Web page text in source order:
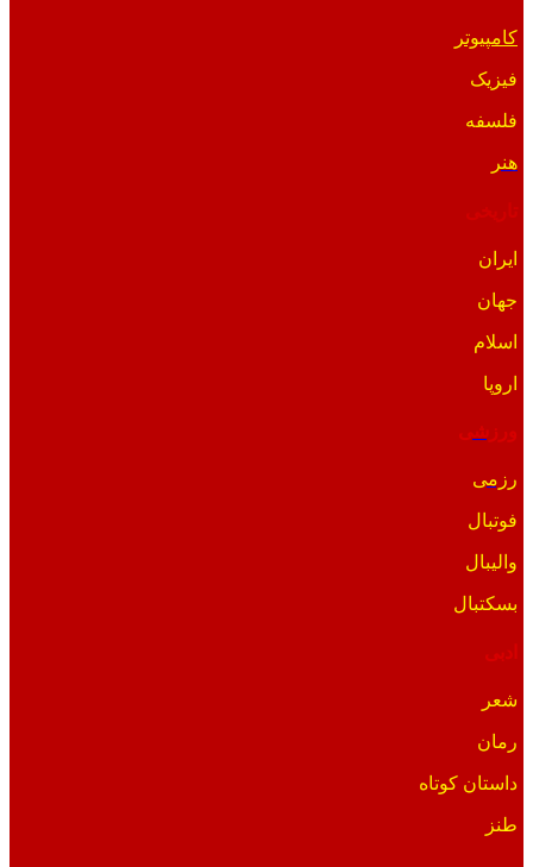
کامپیوتر
فیزیک
فلسفه
هنر
ایران
جهان
اسلام
اروپا
ورزشی
رزمی
فوتبال
والیبال
بسکتبال
ادبی
شعر
رمان
داستان کوتاه
طنز